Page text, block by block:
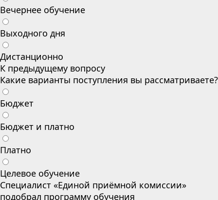
Вечернее обучение
Выходного дня
Дистанционно
К предыдущему вопросу
Какие варианты поступления вы рассматриваете?
Бюджет
Бюджет и платно
Платно
Целевое обучение
Специалист «Единой приёмной комиссии»
подобрал программу обучения